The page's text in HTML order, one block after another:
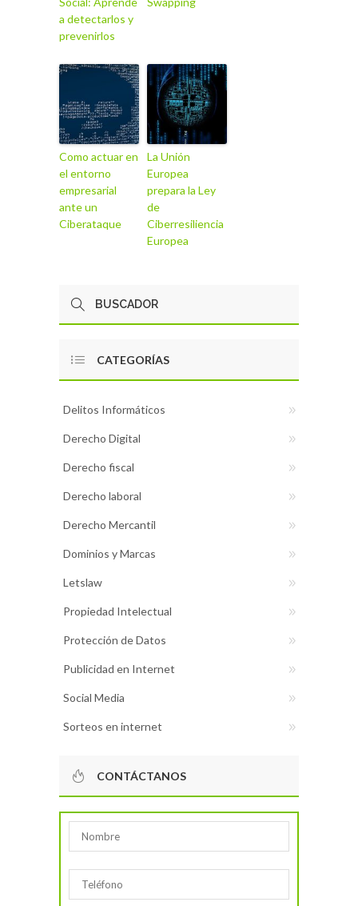
a detectarlos y
prevenirlos
Como actuar en
el entorno
empresarial
ante un
Ciberataque
La Unión
Europea
prepara la Ley
de
Ciberresiliencia
Europea
CATEGORÍAS
Delitos Informáticos
Derecho Digital
Derecho fiscal
Derecho laboral
Derecho Mercantil
Dominios y Marcas
Letslaw
Propiedad Intelectual
Protección de Datos
Publicidad en Internet
Social Media
Sorteos en internet
CONTÁCTANOS